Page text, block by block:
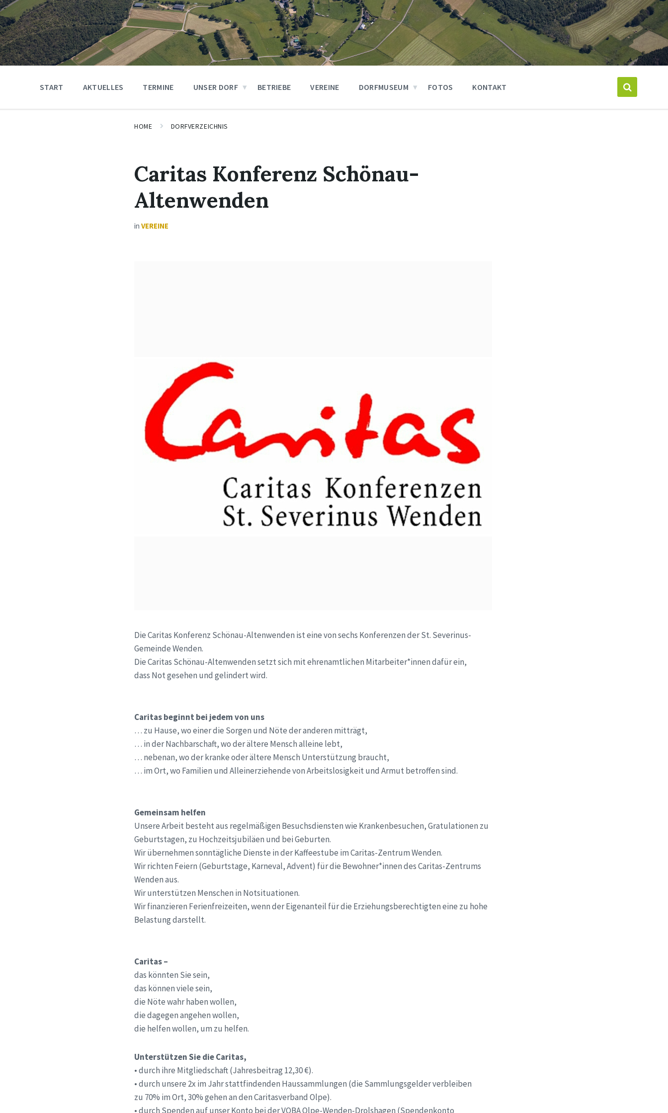
START AKTUELLES TERMINE UNSER DORF BETRIEBE VEREINE DORFMUSEUM FOTOS KONTAKT
HOME DORFVERZEICHNIS
Caritas Konferenz Schönau-
Altenwenden
inVEREINE
Die Caritas Konferenz Schönau-Altenwenden ist eine von sechs Konferenzen der St. Severinus-
Gemeinde Wenden.
Die Caritas Schönau-Altenwenden setzt sich mit ehrenamtlichen Mitarbeiter*innen dafür ein,
dass Not gesehen und gelindert wird.
Caritas beginnt bei jedem von uns
… zu Hause, wo einer die Sorgen und Nöte der anderen mitträgt,
… in der Nachbarschaft, wo der ältere Mensch alleine lebt,
… nebenan, wo der kranke oder ältere Mensch Unterstützung braucht,
… im Ort, wo Familien und Alleinerziehende von Arbeitslosigkeit und Armut betroffen sind.
Gemeinsam helfen
Unsere Arbeit besteht aus regelmäßigen Besuchsdiensten wie Krankenbesuchen, Gratulationen zu
Geburtstagen, zu Hochzeitsjubiläen und bei Geburten.
Wir übernehmen sonntägliche Dienste in der Kaffeestube im Caritas-Zentrum Wenden.
Wir richten Feiern (Geburtstage, Karneval, Advent) für die Bewohner*innen des Caritas-Zentrums
Wenden aus.
Wir unterstützen Menschen in Notsituationen.
Wir finanzieren Ferienfreizeiten, wenn der Eigenanteil für die Erziehungsberechtigten eine zu hohe
Belastung darstellt.
Caritas –
das könnten Sie sein,
das können viele sein,
die Nöte wahr haben wollen,
die dagegen angehen wollen,
die helfen wollen, um zu helfen.
Unterstützen Sie die Caritas,
•durch ihre Mitgliedschaft (Jahresbeitrag 12,30 €).
•durch unsere 2x im Jahr stattfindenden Haussammlungen (die Sammlungsgelder verbleiben
zu 70% im Ort, 30% gehen an den Caritasverband Olpe).
•durch Spenden auf unser Konto bei der VOBA Olpe-Wenden-Drolshagen (Spendenkonto